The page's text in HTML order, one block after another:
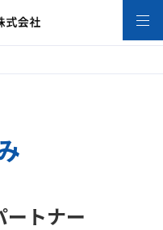
ートナー